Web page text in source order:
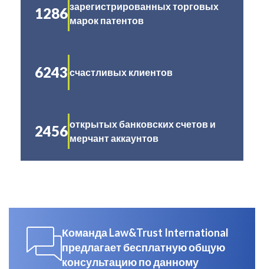
1286зарегистрированных торговых
марок патентов
6243 счастливых клиентов
2456открытых банковских счетов и
мерчант аккаунтов
Команда Law&Trust International
предлагает бесплатную общую
консультацию по данному